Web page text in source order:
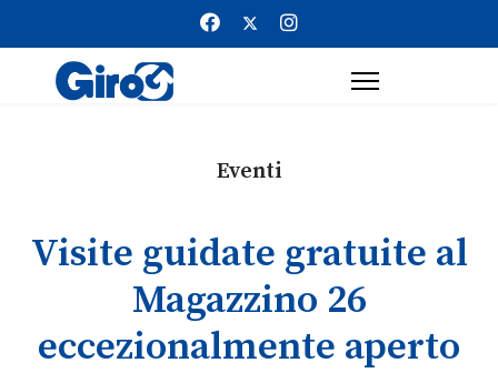
Eventi
Visite guidate gratuite al
Magazzino 26
eccezionalmente aperto